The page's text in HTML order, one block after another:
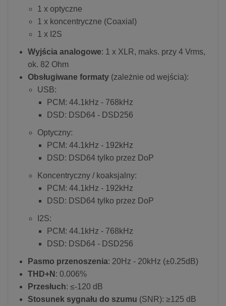
1 x optyczne
1 x koncentryczne (Coaxial)
1 x I2S
Wyjścia analogowe: 1 x XLR, maks. przy 4 Vrms,
ok. 82 Ohm
Obsługiwane formaty (zależnie od wejścia):
USB:
PCM: 44.1kHz - 768kHz
DSD: DSD64 - DSD256
Optyczny:
PCM: 44.1kHz - 192kHz
DSD: DSD64 tylko przez DoP
Koncentryczny / koaksjalny:
PCM: 44.1kHz - 192kHz
DSD: DSD64 tylko przez DoP
I2S:
PCM: 44.1kHz - 768kHz
DSD: DSD64 - DSD256
Pasmo przenoszenia: 20Hz - 20kHz (±0.25dB)
THD+N : 0.006%
Przesłuch: ≤-120 dB
Stosunek sygnału do szumu (SNR): ≥125 dB